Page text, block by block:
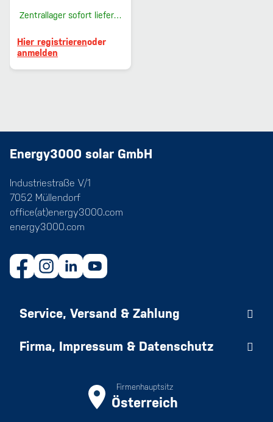
Zentrallager sofort lieferbar
Hier registrierenoder
anmelden
Energy3000 solar GmbH
Industriestraße V/1
7052 Müllendorf
office(at)energy3000.com
energy3000.com
Service, Versand & Zahlung
Firma, Impressum & Datenschutz
Firmenhauptsitz
Österreich